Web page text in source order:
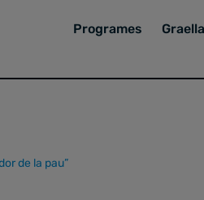
Programes Graella
de la pau”